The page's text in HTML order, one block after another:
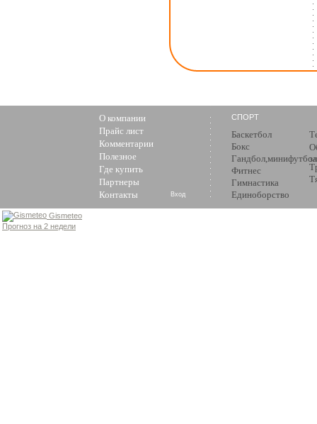
О компании
Прайс лист
Комментарии
Полезное
Где купить
Партнеры
Контакты
СПОРТ
Баскетбол
Бокс
Гандбол,минифутбол
Фитнес
Гимнастика
Единоборство
Вход
Gismeteo
Прогноз на 2 недели